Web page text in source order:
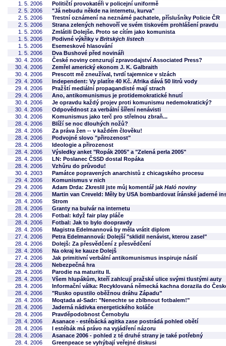
1. 5. 2006
Političtí provokatéři v policejní uniformě
2. 5. 2006
"Já nebudu někde na internetu, kurva"
2. 5. 2006
Trestní oznámení na neznámé pachatele, příslušníky Policie ČR
2. 5. 2006
Strana zelených nehovoří ve svém tiskovém prohlášení pravdu
1. 5. 2006
Zmlátili Dolejše. Proto se cítím jako komunista
1. 5. 2006
Podivné výkřiky v Britských listech
1. 5. 2006
Esemeskové hlasování
1. 5. 2006
Dva Bushové před novináři
30. 4. 2006
České noviny cenzurují zpravodajství Associated Press?
30. 4. 2006
Zemřel americký ekonom J. K. Galbraith
30. 4. 2006
Prescott mě zneužíval, tvrdí tajemnice v slzách
29. 4. 2006
Independent: Vy platíte 40 Kč. Afrika dává 50 litrů vody
29. 4. 2006
Pražští mediální propagandisté mají strach
29. 4. 2006
Ano, antikomunismus je protidemokratické hnutí
30. 4. 2006
Je opravdu každý projev proti komunismu nedemokratický?
30. 4. 2006
Odpovědnost za verbální šíření nenávisti
30. 4. 2006
Komunismus jako terč pro střelnou zbraň...
28. 4. 2006
Blíží se noc dlouhých nožů?
28. 4. 2006
Za práva žen -- v každém člověku!
28. 4. 2006
Podvojné slovo "přirozenost"
28. 4. 2006
Ideologie a přirozenost
28. 4. 2006
Výsledky anket "Ropák 2005" a "Zelená perla 2005"
28. 4. 2006
LN: Poslanec ČSSD dostal Ropáka
28. 4. 2006
Vzhůru do průvodu!
30. 4. 2003
Památce popravených anarchistů z chicagského procesu
29. 4. 2006
Komunismus v nich
29. 4. 2006
Adam Drda: Zkreslil jste můj komentář jak Haló noviny
28. 4. 2006
Martin van Creveld: Měly by USA bombardovat íránské jaderné
28. 4. 2006
Strom
28. 4. 2006
Granty na bulvár na internetu
28. 4. 2006
Fotbal: když fair play pláče
28. 4. 2006
Fotbal: Jak to bylo doopravdy
28. 4. 2006
Magistra Edelmannová by měla vrátit diplom
27. 4. 2006
Petra Edelmannová: Dolejší "sklidil nenávist, kterou zasel"
28. 4. 2006
Dolejš: Za přesvědčení z přesvědčení
28. 4. 2006
Na okraj ke kauze Dolejš
27. 4. 2006
Jak primitivní verbální antikomunismus inspiruje násilí
28. 4. 2006
Nebezpečná hra
28. 4. 2006
Parodie na maturitu II.
28. 4. 2006
Všem hlupákům, kteří zahlcují pražské ulice svými tlustými auty
28. 4. 2006
Informační válka: Recyklovaná německá kachna dorazila do
28. 4. 2006
"Rusko opustilo oběžnou dráhu Západu"
28. 4. 2006
Moqtada al-Sadr: "Nenechte se zblbnout fotbalem!"
28. 4. 2006
Jaderná nádivka energetického koláče
28. 4. 2006
Pravděpodobnost Černobylu
28. 4. 2006
Asanace - estébácká agitka zase postrádá pohled obětí
28. 4. 2006
I estébák má právo na vyjádření názoru
28. 4. 2006
Asanace 2006 - pohled z té druhé strany je také potřebný
28. 4. 2006
Greenpeace se vyhýbají veřejné diskusi